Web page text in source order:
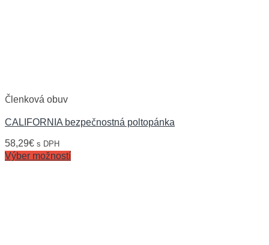
Členková obuv
CALIFORNIA bezpečnostná poltopánka
58,29€ s DPH
Výber možností